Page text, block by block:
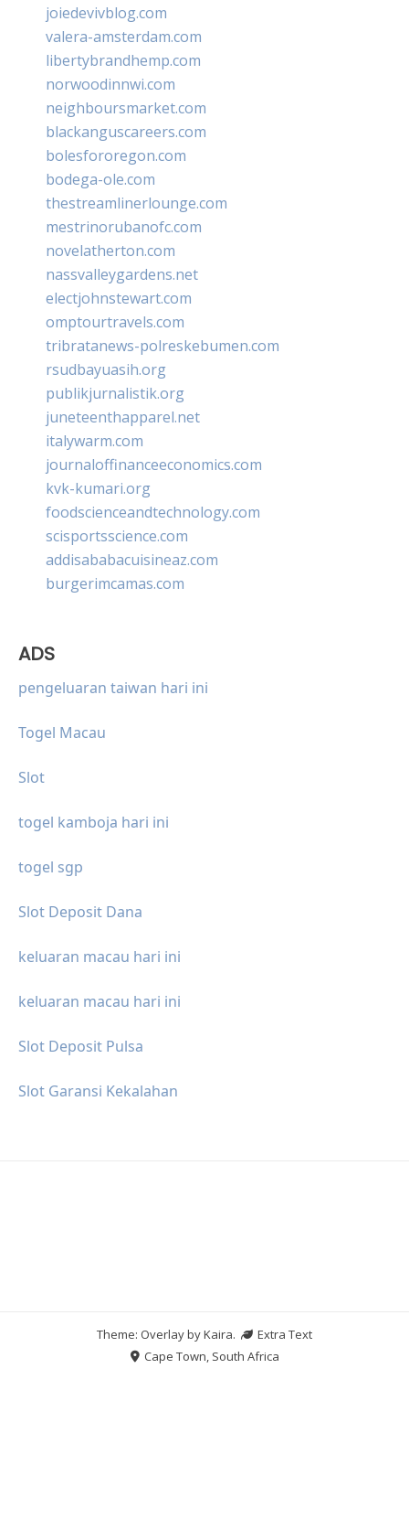
joiedevivblog.com
valera-amsterdam.com
libertybrandhemp.com
norwoodinnwi.com
neighboursmarket.com
blackanguscareers.com
bolesfororegon.com
bodega-ole.com
thestreamlinerlounge.com
mestrinorubanofc.com
novelatherton.com
nassvalleygardens.net
electjohnstewart.com
omptourtravels.com
tribratanews-polreskebumen.com
rsudbayuasih.org
publikjurnalistik.org
juneteenthapparel.net
italywarm.com
journaloffinanceeconomics.com
kvk-kumari.org
foodscienceandtechnology.com
scisportsscience.com
addisababacuisineaz.com
burgerimcamas.com
ADS
pengeluaran taiwan hari ini
Togel Macau
Slot
togel kamboja hari ini
togel sgp
Slot Deposit Dana
keluaran macau hari ini
keluaran macau hari ini
Slot Deposit Pulsa
Slot Garansi Kekalahan
Theme: Overlay byKaira.
Extra Text
Cape Town, South Africa